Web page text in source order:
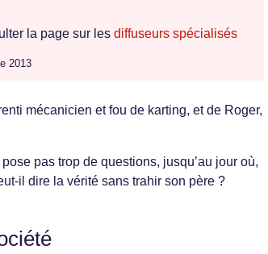
la page sur les diffuseurs spécialisés
2013
mécanicien et fou de karting, et de Roger,
pas trop de questions, jusqu’au jour où,
il dire la vérité sans trahir son père ?